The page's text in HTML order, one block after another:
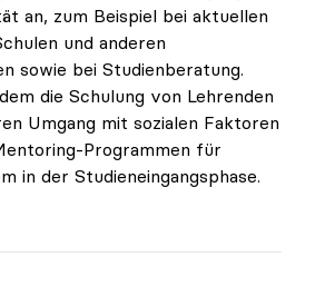
an, zum Beispiel bei aktuellen
und anderen
sowie bei Studienberatung.
die Schulung von Lehrenden
Umgang mit sozialen Faktoren
Programmen für
in der Studieneingangsphase.
Dimension“ auf ihrer